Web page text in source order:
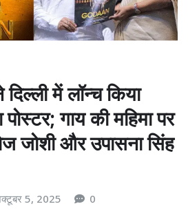
में लॉन्च किया
पोस्टर; गाय की महिमा पर
जोशी और उपासना सिंह
5, 2025 0